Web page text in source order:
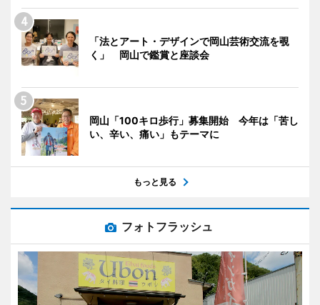
「法とアート・デザインで岡山芸術交流を覗
く」 岡山で鑑賞と座談会
岡山「100キロ歩行」募集開始 今年は「苦し
い、辛い、痛い」もテーマに
もっと見る
フォトフラッシュ